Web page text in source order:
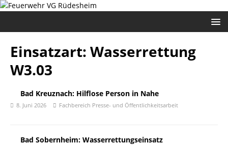
Einsatzart: Wasserrettung
W3.03
Bad Kreuznach: Hilflose Person in Nahe
8. Juni 2026 Fachbereich Presse- und Öffentlichkeitsarbeit
Bad Sobernheim: Wasserrettungseinsatz